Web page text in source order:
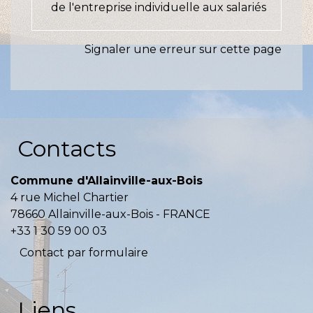
de l'entreprise individuelle aux salariés
Signaler une erreur sur cette page
Contacts
Commune d'Allainville-aux-Bois
4 rue Michel Chartier
78660 Allainville-aux-Bois - FRANCE
+33 1 30 59 00 03
Contact par formulaire